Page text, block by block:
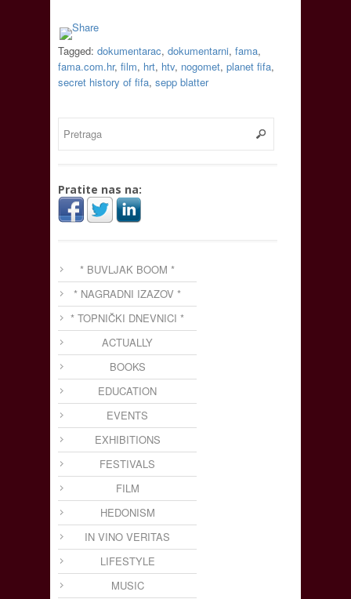
Tagged: dokumentarac, dokumentarni, fama,
fama.com.hr, film, hrt, htv, nogomet, planet fifa,
secret history of fifa, sepp blatter
Pratite nas na:
* BUVLJAK BOOM *
* NAGRADNI IZAZOV *
* TOPNIČKI DNEVNICI *
ACTUALLY
BOOKS
EDUCATION
EVENTS
EXHIBITIONS
FESTIVALS
FILM
HEDONISM
IN VINO VERITAS
LIFESTYLE
MUSIC